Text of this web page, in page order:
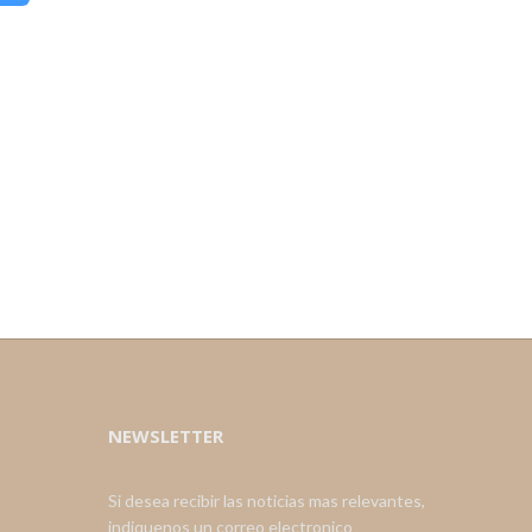
NEWSLETTER
Si desea recibir las noticias mas relevantes,
indiquenos un correo electronico